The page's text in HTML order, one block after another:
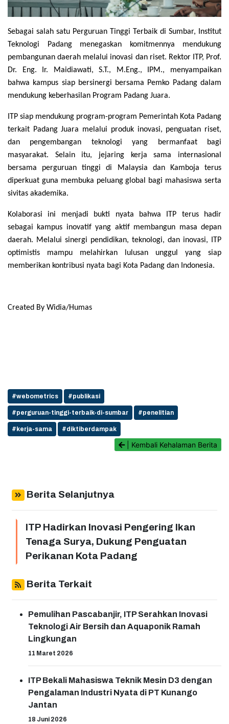
Sebagai salah satu Perguruan Tinggi Terbaik di Sumbar, Institut
Teknologi Padang menegaskan komitmennya mendukung
pembangunan daerah melalui inovasi dan riset. Rektor ITP, Prof.
Dr. Eng. Ir. Maidiawati, S.T., M.Eng., IPM., menyampaikan
bahwa kampus siap bersinergi bersama Pemko Padang dalam
mendukung keberhasilan Program Padang Juara.
ITP siap mendukung program-program Pemerintah Kota Padang
terkait Padang Juara melalui produk inovasi, penguatan riset,
dan pengembangan teknologi yang bermanfaat bagi
masyarakat. Selain itu, jejaring kerja sama internasional
bersama perguruan tinggi di Malaysia dan Kamboja terus
diperkuat guna membuka peluang global bagi mahasiswa serta
sivitas akademika.
Kolaborasi ini menjadi bukti nyata bahwa ITP terus hadir
sebagai kampus inovatif yang aktif membangun masa depan
daerah. Melalui sinergi pendidikan, teknologi, dan inovasi, ITP
optimistis mampu melahirkan lulusan unggul yang siap
memberikan kontribusi nyata bagi Kota Padang dan Indonesia.
Created By Widia/Humas
#webometrics #publikasi
#perguruan-tinggi-terbaik-di-sumbar #penelitian
#kerja-sama #diktiberdampak
| Kembali Kehalaman Berita
Berita Selanjutnya
ITP Hadirkan Inovasi Pengering Ikan
Tenaga Surya, Dukung Penguatan
Perikanan Kota Padang
Berita Terkait
Pemulihan Pascabanjir, ITP Serahkan Inovasi
Teknologi Air Bersih dan Aquaponik Ramah
Lingkungan
11 Maret 2026
ITP Bekali Mahasiswa Teknik Mesin D3 dengan
Pengalaman Industri Nyata di PT Kunango
Jantan
18 Juni 2026